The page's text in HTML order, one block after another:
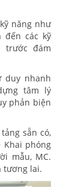
năng như
đến các kỹ
trước đám
duy nhanh
tâm lý
phản biện
sẵn có,
Khai phóng
mẫu, MC.
tương lai.